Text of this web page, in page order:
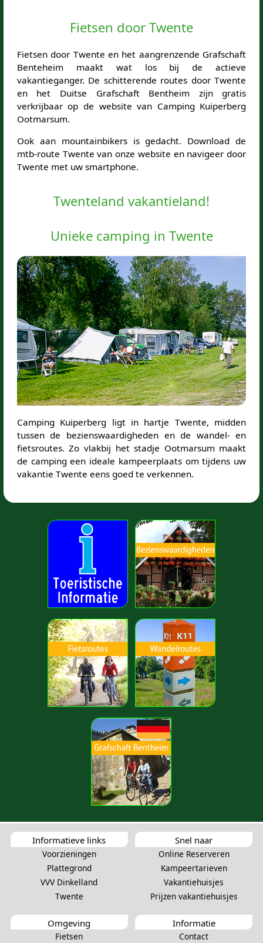
Fietsen door Twente
Fietsen door Twente en het aangrenzende Grafschaft
Benteheim maakt wat los bij de actieve
vakantieganger. De schitterende routes door Twente
en het Duitse Grafschaft Bentheim zijn gratis
verkrijbaar op de website van Camping Kuiperberg
Ootmarsum.
Ook aan mountainbikers is gedacht. Download de
mtb-route Twente van onze website en navigeer door
Twente met uw smartphone.
Twenteland vakantieland!
Unieke camping in Twente
Camping Kuiperberg ligt in hartje Twente, midden
tussen de bezienswaardigheden en de wandel- en
fietsroutes. Zo vlakbij het stadje Ootmarsum maakt
de camping een ideale kampeerplaats om tijdens uw
vakantie Twente eens goed te verkennen.
Informatieve links
Voorzieningen
Plattegrond
VVV Dinkelland
Twente
Snel naar
Online Reserveren
Kampeertarieven
Vakantiehuisjes
Prijzen vakantiehuisjes
Omgeving
Fietsen
Informatie
Contact